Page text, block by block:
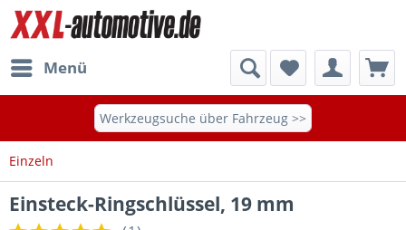
Menü
Werkzeugsuche über Fahrzeug >>
Einzeln
Einsteck-Ringschlüssel, 19 mm